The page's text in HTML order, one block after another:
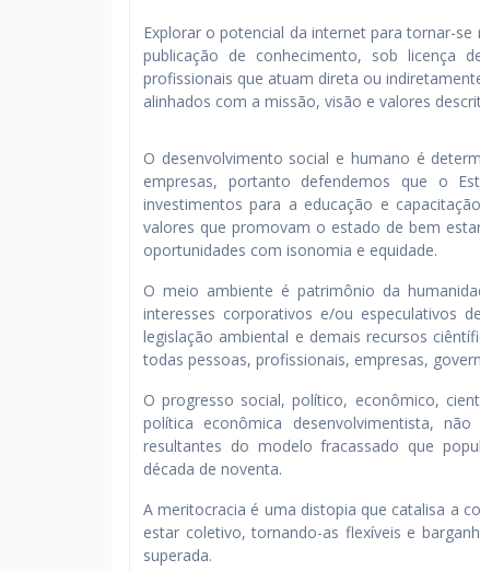
Explorar o potencial da internet para tornar-
publicação de conhecimento, sob licença
profissionais que atuam direta ou
alinhados com a missão, visão e valores
O desenvolvimento social e humano é
empresas, portanto defendemos que o
investimentos para a educação e
valores que promovam o estado de bem
oportunidades com isonomia e equidade.
O meio ambiente é patrimônio da
interesses corporativos e/ou especulativos
legislação ambiental e demais recursos
todas pessoas, profissionais, empresas,
O progresso social, político, econômico,
política econômica desenvolvimentista,
resultantes do modelo fracassado que
década de noventa.
A meritocracia é uma distopia que catalisa a
estar coletivo, tornando-as flexíveis e
superada.